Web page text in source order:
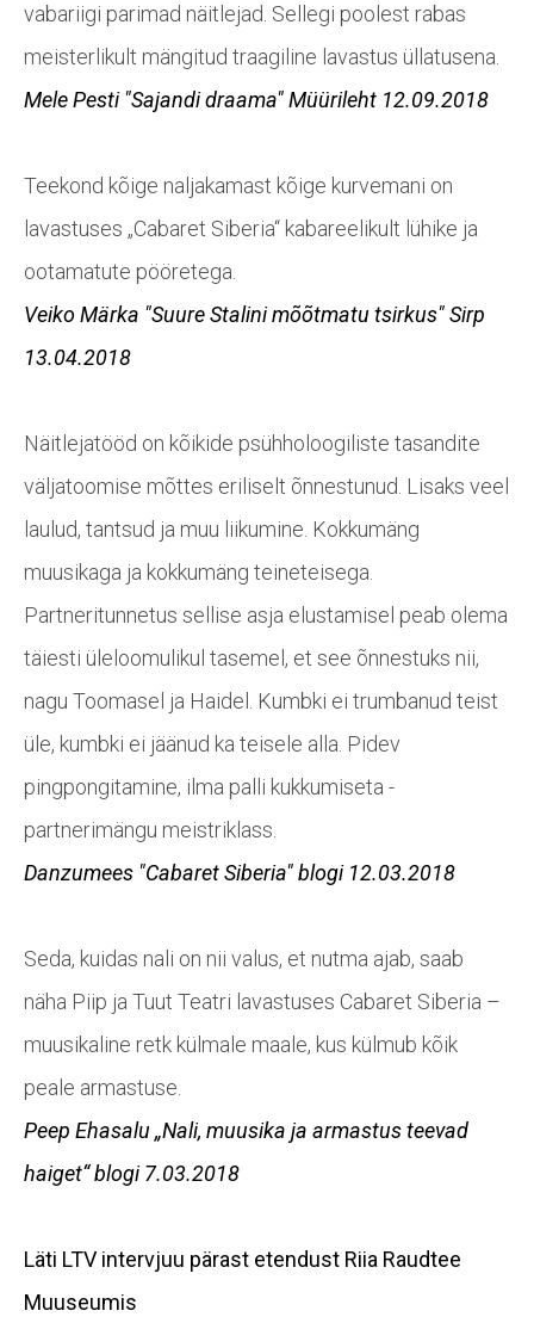
vabariigi parimad näitlejad. Sellegi poolest rabas
meisterlikult mängitud traagiline lavastus üllatusena.
Mele Pesti"Sajandi draama"Müürileht 12.09.2018
Teekond kõige naljakamast kõige kurvemani on
lavastuses „Cabaret Siberia“ kabareelikult lühike ja
ootamatute pööretega.
Veiko Märka "Suure Stalini mõõtmatu tsirkus"Sirp
13.04.2018
Näitlejatööd on kõikide psühholoogiliste tasandite
väljatoomise mõttes eriliselt õnnestunud. Lisaks veel
laulud, tantsud ja muu liikumine. Kokkumäng
muusikaga ja kokkumäng teineteisega.
Partneritunnetus sellise asja elustamisel peab olema
täiesti üleloomulikul tasemel, et see õnnestuks nii,
nagu Toomasel ja Haidel. Kumbki ei trumbanud teist
üle, kumbki ei jäänud ka teisele alla. Pidev
pingpongitamine, ilma palli kukkumiseta -
partnerimängu meistriklass.
Danzumees "Cabaret Siberia"blogi 12.03.2018
Seda, kuidas nali on nii valus, et nutma ajab, saab
näha Piip ja Tuut Teatri lavastuses Cabaret Siberia –
muusikaline retk külmale maale, kus külmub kõik
peale armastuse.
Peep Ehasalu „Nali, muusika ja armastus teevad
haiget“blogi 7.03.2018
Läti LTV intervjuu pärast etendust Riia Raudtee
Muuseumis